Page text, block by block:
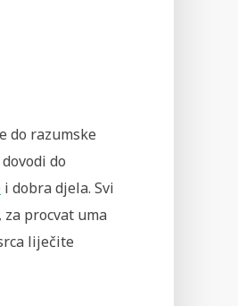
do razumske
do
i dobra djela. Svi
procvat uma
liječite